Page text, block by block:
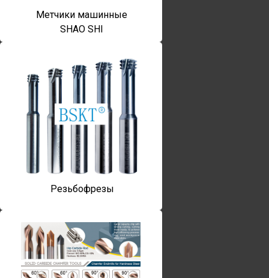
Метчики машинные
SHAO SHI
Резьбофрезы